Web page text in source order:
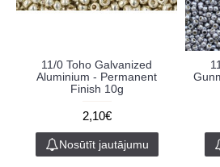
11/0 Toho Galvanized
Aluminium - Permanent
Finish 10g
2,10€
Nosūtīt jautājumu